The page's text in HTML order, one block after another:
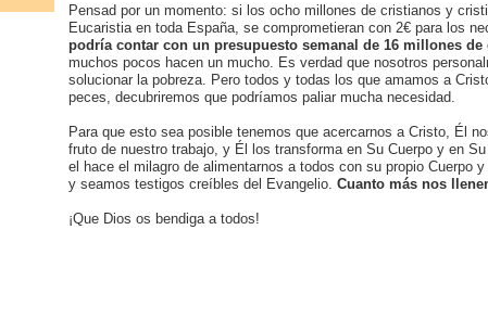
Pensad por un momento: si los ocho millones de cristianos y
Eucaristia en toda España, se comprometieran con 2€ para los
podría contar con un presupuesto semanal de 16 millones
muchos pocos hacen un mucho. Es verdad que nosotros
solucionar la pobreza. Pero todos y todas los que amamos a
peces, decubriremos que podríamos paliar mucha necesidad.
Para que esto sea posible tenemos que acercarnos a Cristo, Él
fruto de nuestro trabajo, y Él los transforma en Su Cuerpo y en
el hace el milagro de alimentarnos a todos con su propio Cuerpo
y seamos testigos creíbles del Evangelio.Cuanto más nos
¡Que Dios os bendiga a todos!